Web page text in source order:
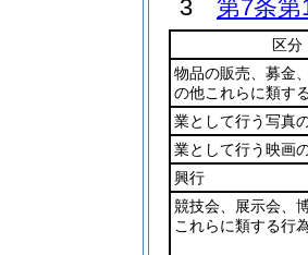
3 第7条第
区分
物品の販売、募金
の他これらに類す
業として行う写真
業として行う映画
興行
競技会、展示会、
これらに類する行